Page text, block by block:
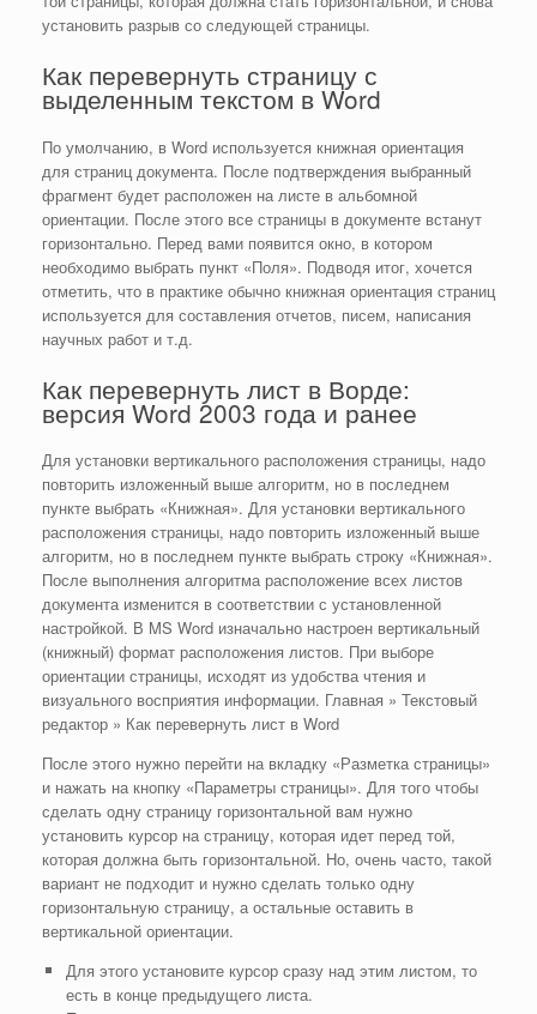
установить разрыв со следующей страницы.
Как перевернуть страницу с
выделенным текстом в Word
По умолчанию, в Word используется книжная ориентация
для страниц документа. После подтверждения выбранный
фрагмент будет расположен на листе в альбомной
ориентации. После этого все страницы в документе встанут
горизонтально. Перед вами появится окно, в котором
необходимо выбрать пункт «Поля». Подводя итог, хочется
отметить, что в практике обычно книжная ориентация страниц
используется для составления отчетов, писем, написания
научных работ и т.д.
Как перевернуть лист в Ворде:
версия Word 2003 года и ранее
Для установки вертикального расположения страницы, надо
повторить изложенный выше алгоритм, но в последнем
пункте выбрать «Книжная». Для установки вертикального
расположения страницы, надо повторить изложенный выше
алгоритм, но в последнем пункте выбрать строку «Книжная».
После выполнения алгоритма расположение всех листов
документа изменится в соответствии с установленной
настройкой. В MS Word изначально настроен вертикальный
(книжный) формат расположения листов. При выборе
ориентации страницы, исходят из удобства чтения и
визуального восприятия информации. Главная » Текстовый
редактор » Как перевернуть лист в Word
После этого нужно перейти на вкладку «Разметка страницы»
и нажать на кнопку «Параметры страницы». Для того чтобы
сделать одну страницу горизонтальной вам нужно
установить курсор на страницу, которая идет перед той,
которая должна быть горизонтальной. Но, очень часто, такой
вариант не подходит и нужно сделать только одну
горизонтальную страницу, а остальные оставить в
вертикальной ориентации.
Для этого установите курсор сразу над этим листом, то
есть в конце предыдущего листа.